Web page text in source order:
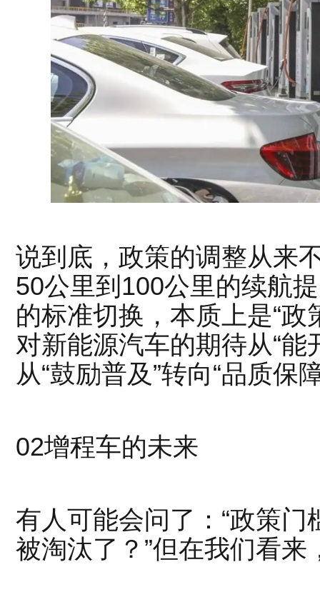
说到底，政策的调整从来
50公里到100公里的续航
的标准切换，本质上是“
对新能源汽车的期待从“能
从“鼓励普及”转向“品质保
02增程车的未来
有人可能会问了：“政策
被淘汰了？”但在我们看来